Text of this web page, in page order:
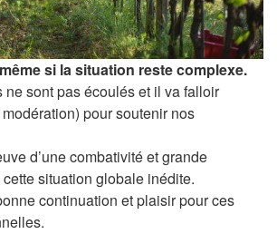
si la situation reste complexe.
ne sont pas écoulés et il va falloir
pour soutenir nos
d’une combativité et grande
situation globale inédite.
continuation et plaisir pour ces